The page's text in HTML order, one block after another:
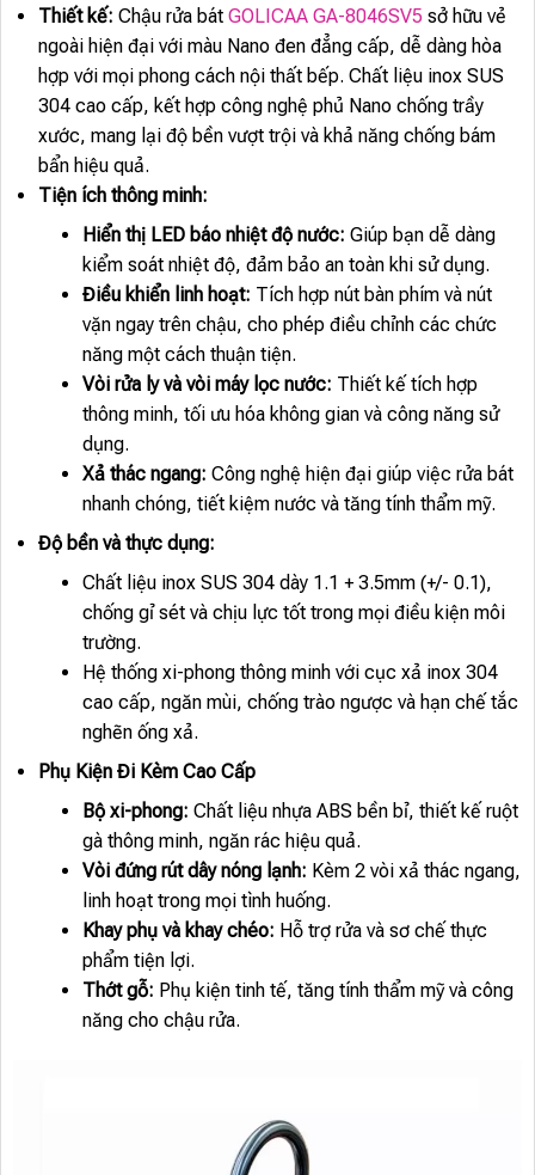
Thiết kế: Chậu rửa bátGOLICAA GA-8046SV5 sở hữu vẻ
ngoài hiện đại với màu Nano đen đẳng cấp, dễ dàng hòa
hợp với mọi phong cách nội thất bếp. Chất liệu inox SUS
304 cao cấp, kết hợp công nghệ phủ Nano chống trầy
xước, mang lại độ bền vượt trội và khả năng chống bám
bẩn hiệu quả.
Tiện ích thông minh:
Hiển thị LED báo nhiệt độ nước: Giúp bạn dễ dàng
kiểm soát nhiệt độ, đảm bảo an toàn khi sử dụng.
Điều khiển linh hoạt: Tích hợp nút bàn phím và nút
vặn ngay trên chậu, cho phép điều chỉnh các chức
năng một cách thuận tiện.
Vòi rửa ly và vòi máy lọc nước: Thiết kế tích hợp
thông minh, tối ưu hóa không gian và công năng sử
dụng.
Xả thác ngang: Công nghệ hiện đại giúp việc rửa bát
nhanh chóng, tiết kiệm nước và tăng tính thẩm mỹ.
Độ bền và thực dụng:
Chất liệu inox SUS 304 dày 1.1 + 3.5mm (+/- 0.1),
chống gỉ sét và chịu lực tốt trong mọi điều kiện môi
trường.
Hệ thống xi-phong thông minh với cục xả inox 304
cao cấp, ngăn mùi, chống trào ngược và hạn chế tắc
nghẽn ống xả.
Phụ Kiện Đi Kèm Cao Cấp
Bộ xi-phong: Chất liệu nhựa ABS bền bỉ, thiết kế ruột
gà thông minh, ngăn rác hiệu quả.
Vòi đứng rút dây nóng lạnh: Kèm 2 vòi xả thác ngang,
linh hoạt trong mọi tình huống.
Khay phụ và khay chéo: Hỗ trợ rửa và sơ chế thực
phẩm tiện lợi.
Thớt gỗ: Phụ kiện tinh tế, tăng tính thẩm mỹ và công
năng cho chậu rửa.